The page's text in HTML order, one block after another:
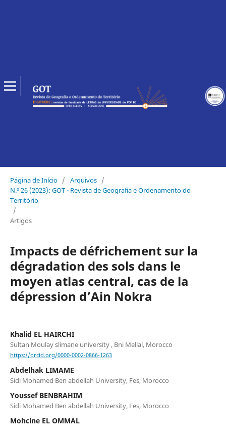
Página de Início / Arquivos /
N.º 26 (2023): GOT - Revista de Geografia e Ordenamento do
Território
/
Artigos
Impacts de défrichement sur la
dégradation des sols dans le
moyen atlas central, cas de la
dépression d’Ain Nokra
Khalid EL HAIRCHI
Sultan Moulay slimane university , Bni Mellal, Morocco
https://orcid.org/0000-0002-0866-1263
Abdelhak LIMAME
Sidi Mohamed Ben abdellah University, Fes, Morocco
Youssef BENBRAHIM
Sidi Mohamed Ben abdellah University, Fes, Morocco
Mohcine EL OMMAL